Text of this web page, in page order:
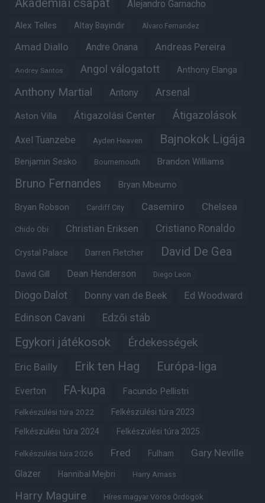
Akadémiai csapat Alejandro Garnacho
Alex Telles Altay Bayindir Alvaro Fernandez
Amad Diallo Andre Onana Andreas Pereira
Andrey Santos Angol válogatott Anthony Elanga
Anthony Martial Antony Arsenal
Aston Villa Átigazolási Center Átigazolások
Axel Tuanzebe Ayden Heaven Bajnokok Ligája
Benjamin Sesko Bournemouth Brandon Williams
Bruno Fernandes Bryan Mbeumo
Bryan Robson Cardiff City Casemiro Chelsea
Chido Obi Christian Eriksen Cristiano Ronaldo
Crystal Palace Darren Fletcher David De Gea
David Gill Dean Henderson Diego Leon
Diogo Dalot Donny van de Beek Ed Woodward
Edinson Cavani Edzői stáb
Egykori játékosok Érdekességek
Eric Bailly Erik ten Hag Európa-liga
Everton FA-kupa Facundo Pellistri
Felkészülési túra 2022 Felkészülési túra 2023
Felkészülési túra 2024 Felkészülési túra 2025
Felkészülési túra 2026 Fred Fulham Gary Neville
Glazer Hannibal Mejbri Harry Amass
Harry Maguire Híres magyar Vörös Ördögök